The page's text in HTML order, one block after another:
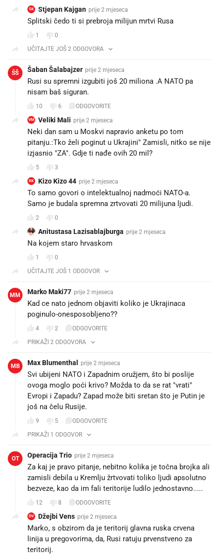
SK Stjepan Kajgan prije 2 mjeseca
Splitski čedo ti si prebroja milijun mrtvi Rusa
1
0
UČITAJTE JOŠ 2 ODGOVORA
ŠŠ Šaban Šalabajzer prije 2 mjeseca
Rusi su spremni izgubiti još 20 miliona .A NATO pa
nisam baš siguran.
10 6 ODGOVORITE
VM Veliki Mali prije 2 mjeseca
Neki dan sam u Moskvi napravio anketu po tom
pitanju.:Tko želi poginut u Ukrajini" Zamisli, nitko se nije
izjasnio "ZA". Gdje ti nađe ovih 20 mil?😂😂
5 3
KK Kizo Kizo 44 prije 2 mjeseca
To samo govori o intelektualnoj nadmoći NATO-a.
Samo je budala spremna zrtvovati 20 milijuna ljudi.
2 0
Anitustasa Lazisablajburga prije 2 mjeseca
Na kojem staro hrvaskom
1
0
UČITAJTE JOŠ 1 ODGOVOR
MM Marko Maki77 prije 2 mjeseca
Kad ce nato jednom objaviti koliko je Ukrajinaca
poginulo-onesposobljeno??
4 2
ODGOVORITE
PRIKAŽI 2 ODGOVORA
MB Max Blumenthal prije 2 mjeseca
Svi ubijeni NATO i Zapadnim oružjem, što bi poslije
ovoga moglo poći krivo? Možda to da se rat "vrati"
Evropi i Zapadu? Zapad može biti sretan što je Putin je
još na čelu Rusije.
9 5
ODGOVORITE
PRIKAŽI 1 ODGOVOR
OT Operacija Trio prije 2 mjeseca
Za kaj je pravo pitanje, nebitno kolika je točna brojka ali
zamisli debila u Kremlju žrtvovati toliko ljudi apsolutno
bezveze, kao da im fali teritorije ludilo jednostavno.....
12 8 ODGOVORITE
DV Džejbi Vens prije 2 mjeseca
Marko, s obzirom da je teritorij glavna ruska crvena
linija u pregovorima, da, Rusi ratuju prvenstveno za
teritorij.